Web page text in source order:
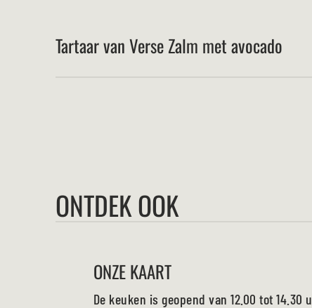
Tartaar van Verse Zalm met avocado
ONTDEK OOK
ONZE KAART
De keuken is geopend van 12.00 tot 14.30